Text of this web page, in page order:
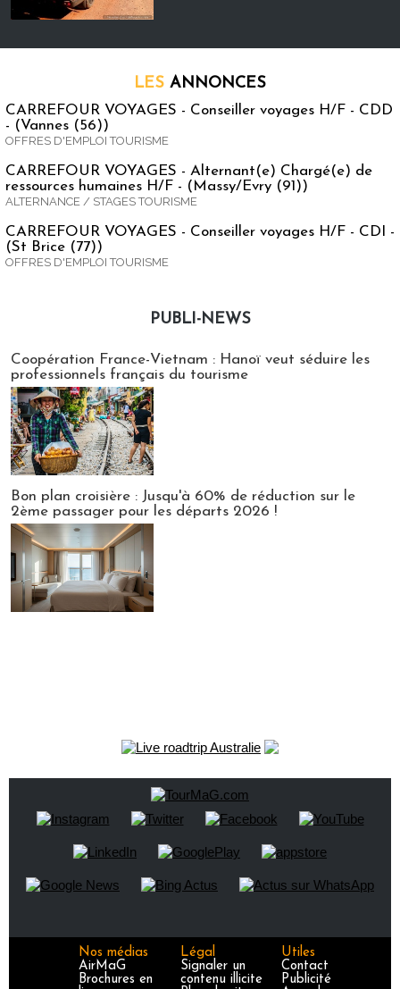
LES ANNONCES
CARREFOUR VOYAGES - Conseiller voyages H/F - CDD
- (Vannes (56))
OFFRES D'EMPLOI TOURISME
CARREFOUR VOYAGES - Alternant(e) Chargé(e) de
ressources humaines H/F - (Massy/Evry (91))
ALTERNANCE / STAGES TOURISME
CARREFOUR VOYAGES - Conseiller voyages H/F - CDI -
(St Brice (77))
OFFRES D'EMPLOI TOURISME
PUBLI-NEWS
Coopération France-Vietnam : Hanoï veut séduire les
professionnels français du tourisme
Bon plan croisière : Jusqu'à 60% de réduction sur le
2ème passager pour les départs 2026 !
Nos médias
AirMaG
Brochures en
Légal
Signaler un
contenu illicite
Utiles
Contact
Publicité